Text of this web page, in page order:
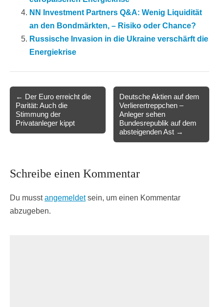
NN Investment Partners Q&A: Wenig Liquidität
an den Bondmärkten, – Risiko oder Chance?
Russische Invasion in die Ukraine verschärft die
Energiekrise
navigation
← Der Euro erreicht die
Parität: Auch die
Stimmung der
Privatanleger kippt
Deutsche Aktien auf dem
Verlierertreppchen –
Anleger sehen
Bundesrepublik auf dem
absteigenden Ast →
Schreibe einen Kommentar
Du musstangemeldetsein, um einen Kommentar
abzugeben.